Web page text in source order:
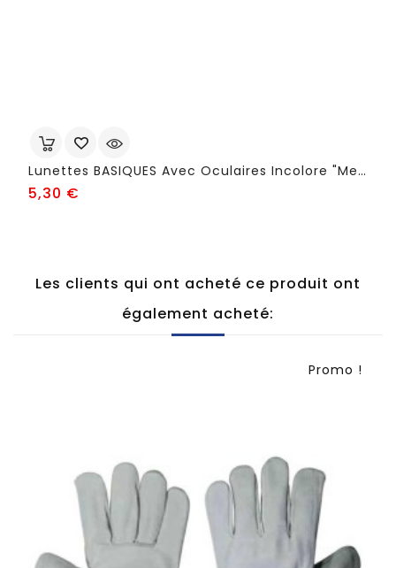
Lunettes BASIQUES Avec Oculaires Incolore "meuleur ’’ - FSC11
5,30 €
Les clients qui ont acheté ce produit ont
également acheté:
Promo !